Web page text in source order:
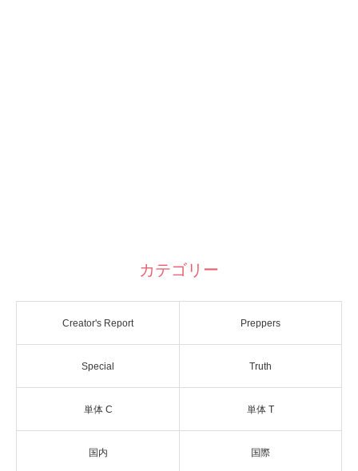
カテゴリー
Creator's Report Preppers
Special Truth
単体 C 単体 T
国内 国際